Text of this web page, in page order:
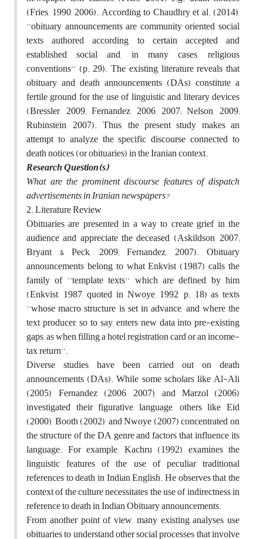
(Fries, 1990, 2006). According to Chaudhry et al. (2014),
''obituary announcements are community oriented social
texts authored according to certain accepted and
established social and, in many cases, religious
conventions'' (p. 29). The existing literature reveals that
obituary and death announcements (DAs) constitute a
fertile ground for the use of linguistic and literary devices
(Bressler, 2009; Fernandez, 2006, 2007; Nelson, 2009;
Rubinstein, 2007). Thus, the present study makes an
attempt to analyze the specific discourse connected to
death notices (or obituaries) in the Iranian context.
Research Question(s)
What are the prominent discourse features of dispatch
advertisements in Iranian newspapers?
2. Literature Review
Obituaries are presented in a way to create grief in the
audience and appreciate the deceased (Askildson, 2007;
Bryant & Peck, 2009; Fernandez, 2007). Obituary
announcements belong to what Enkvist (1987) calls the
family of ''template texts'' which are defined by him
(Enkvist, 1987, quoted in Nwoye, 1992, p. 18) as texts
''whose macro structure is set in advance, and where the
text producer, so to say, enters new data into pre-existing
gaps, as when filling a hotel registration card or an income-
tax return''.
Diverse studies have been carried out on death
announcements (DAs). While some scholars like Al-Ali
(2005), Fernandez (2006, 2007), and Marzol (2006)
investigated their figurative language, others like Eid
(2000), Booth (2002), and Nwoye (2007) concentrated on
the structure of the DA genre and factors that influence its
language. For example, Kachru (1992) examines the
linguistic features of the use of peculiar traditional
references to death in Indian English. He observes that the
context of the culture necessitates the use of indirectness in
reference to death in Indian Obituary announcements.
From another point of view, many existing analyses use
obituaries to understand other social processes that involve